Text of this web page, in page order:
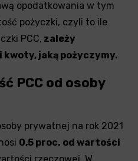
opodatkowania w tym
pożyczki, czyli to ile
PCC, zależy
kwoty, jaką pożyczymy.
PCC od osoby
prywatnej na rok 2021
0,5 proc. od wartości
rzeczowej. W